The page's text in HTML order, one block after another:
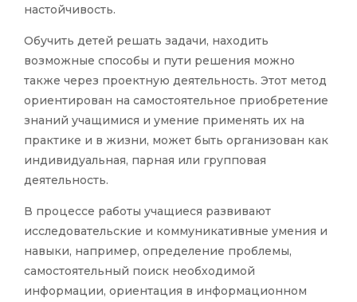
настойчивость.
Обучить детей решать задачи, находить
возможные способы и пути решения можно
также через проектную деятельность. Этот метод
ориентирован на самостоятельное приобретение
знаний учащимися и умение применять их на
практике и в жизни, может быть организован как
индивидуальная, парная или групповая
деятельность.
В процессе работы учащиеся развивают
исследовательские и коммуникативные умения и
навыки, например, определение проблемы,
самостоятельный поиск необходимой
информации, ориентация в информационном